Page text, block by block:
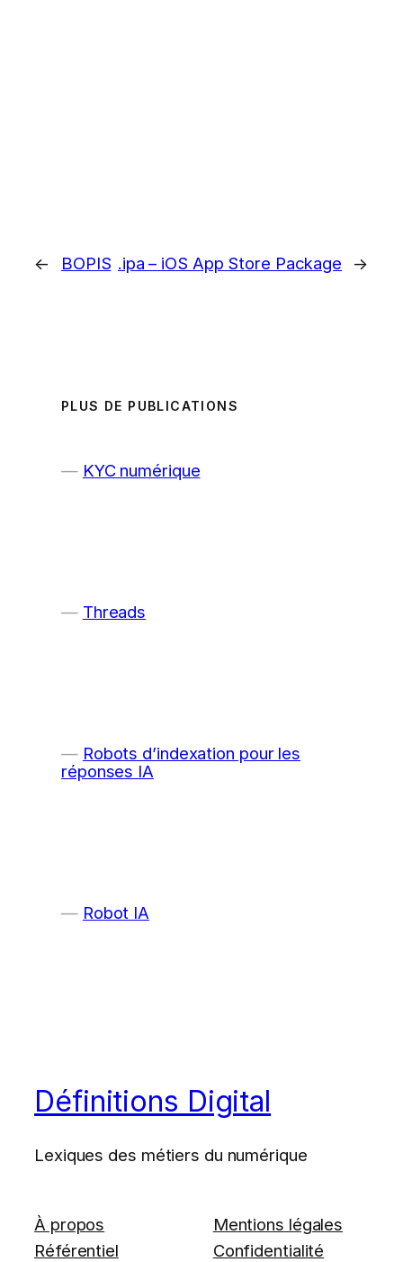
← BOPIS .ipa – iOS App Store Package →
PLUS DE PUBLICATIONS
KYC numérique
Threads
Robots d’indexation pour les
réponses IA
Robot IA
Définitions Digital
Lexiques des métiers du numérique
À propos
Référentiel
Mentions légales
Confidentialité